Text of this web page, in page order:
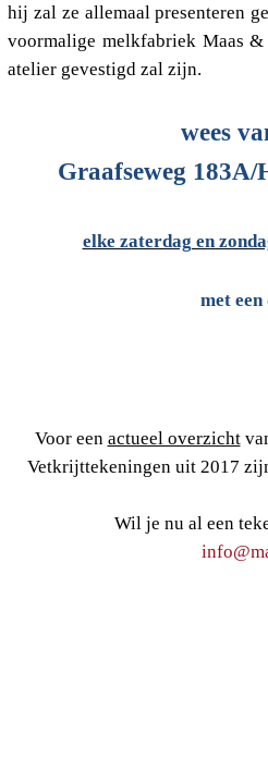
hij zal ze allemaal presenteren
voormalige melkfabriek Maas
atelier gevestigd zal zijn.
wees
Graafseweg 183A/
elke zaterdag en
met
Voor een actueel overzicht
Vetkrijttekeningen uit 2017
Wil je nu al een